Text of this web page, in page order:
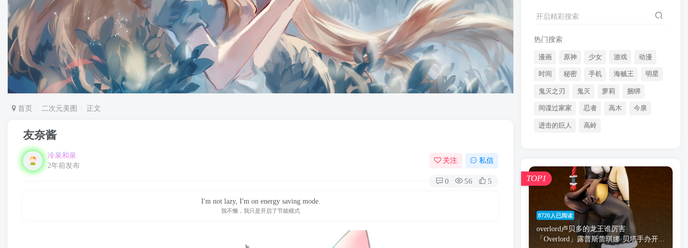
首页 二次元美图 正文
友奈酱
冷泉和泉
2年前发布
关注 私信
0 56 5
I'm not lazy, I'm on energy saving mode.
我不懒，我只是开启了节能模式
开启精彩搜索
热门搜索
漫画 原神 少女 游戏 动漫
时间 秘密 手机 海贼王 明星
鬼灭之刃 鬼灭 萝莉 捆绑
间谍过家家 忍者 高木 今泉
进击的巨人 高岭
8720人已阅读
overlord卢贝多的龙王谁厉害
「Overlord」露普斯蕾琪娜·贝塔手办开...
TOP1
钱买不来爱情，但是可以买走爱情。
时间 秘密 手机 海贼王
鬼灭 萝莉 捆绑
间谍过家家 忍者 高木
进击的巨人 高岭